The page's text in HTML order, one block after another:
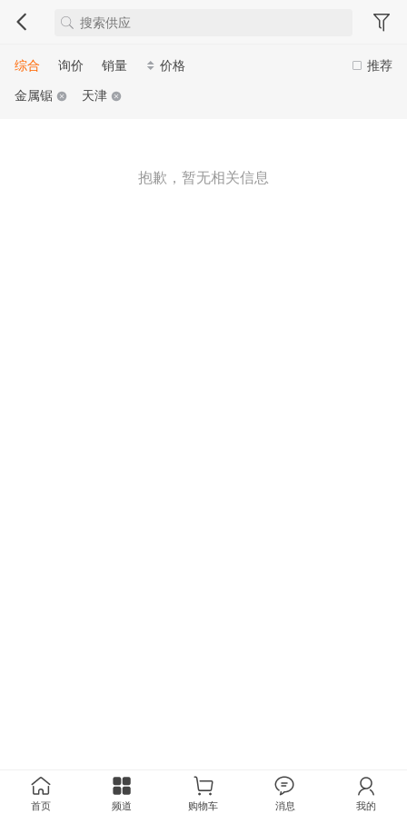
推荐
综合 询价 销量
价格
金属锯
天津
抱歉，暂无相关信息
首页 频道 购物车 消息 我的